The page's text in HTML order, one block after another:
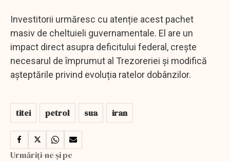
Investitorii urmăresc cu atenție acest pachet
masiv de cheltuieli guvernamentale. El are un
impact direct asupra deficitului federal, crește
necesarul de împrumut al Trezoreriei și modifică
așteptările privind evoluția ratelor dobânzilor.
titei petrol sua iran
Urmăriți-ne și pe